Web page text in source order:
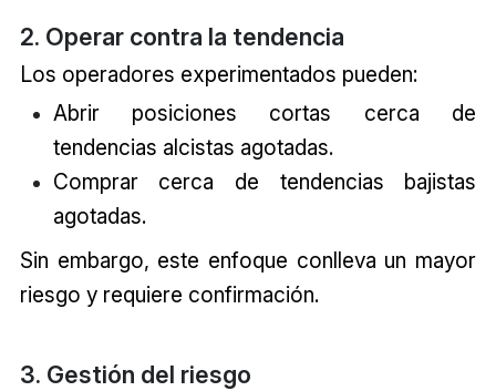
2. Operar contra la tendencia
Los operadores experimentados pueden:
Abrir posiciones cortas cerca de
tendencias alcistas agotadas.
Comprar cerca de tendencias bajistas
agotadas.
Sin embargo, este enfoque conlleva un mayor
riesgo y requiere confirmación.
3. Gestión del riesgo